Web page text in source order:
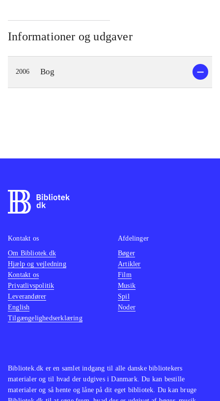
Informationer og udgaver
2006 Bog
Bibliotek.dk er en samlet indgang til alle danske bibliotekers
materialer og til hvad der udgives i Danmark. Du kan bestille
materialer og så hente og låne på dit eget bibliotek. Du kan bruge
Kontakt os
Om Bibliotek.dk
Hjælp og vejledning
Kontakt os
Privatlivspolitik
Leverandører
English
Tilgængelighedserklæring
Afdelinger
Bøger
Artikler
Film
Musik
Spil
Noder